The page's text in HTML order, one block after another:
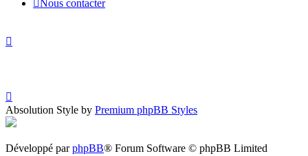
Nous contacter
Absolution Style by Premium phpBB Styles
Développé parphpBB® Forum Software © phpBB Limited